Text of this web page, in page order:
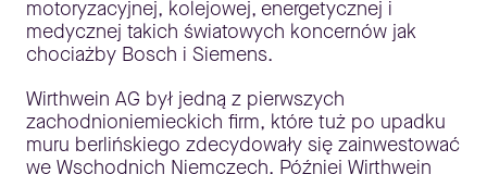
motoryzacyjnej, kolejowej, energetycznej i
medycznej takich światowych koncernów jak
chociażby Bosch i Siemens.
Wirthwein AG był jedną z pierwszych
zachodnioniemieckich firm, które tuż po upadku
muru berlińskiego zdecydowały się zainwestować
we Wschodnich Niemczech. Później Wirthwein